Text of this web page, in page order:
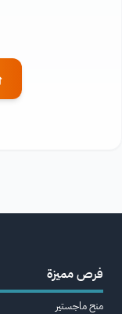
فرص مميزة
منح ماجستير